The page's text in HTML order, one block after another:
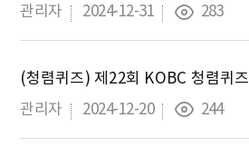
관리자
2024-12-31 283
(청렴퀴즈) 제22회 KOBC 청렴퀴즈
관리자
2024-12-20 244